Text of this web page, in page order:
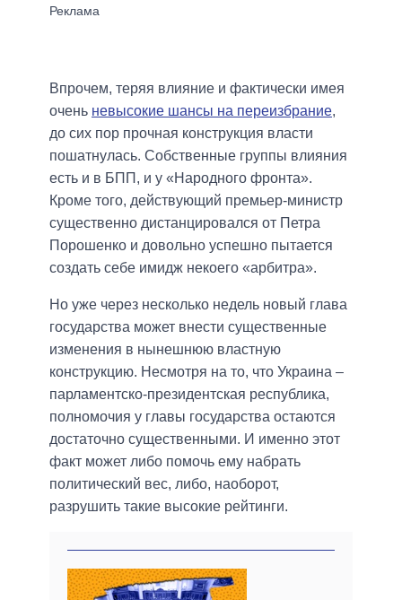
Впрочем, теряя влияние и фактически имея
очень невысокие шансы на переизбрание,
до сих пор прочная конструкция власти
пошатнулась. Собственные группы влияния
есть и в БПП, и у «Народного фронта».
Кроме того, действующий премьер-министр
существенно дистанцировался от Петра
Порошенко и довольно успешно пытается
создать себе имидж некоего «арбитра».
Но уже через несколько недель новый глава
государства может внести существенные
изменения в нынешнюю властную
конструкцию. Несмотря на то, что Украина –
парламентско-президентская республика,
полномочия у главы государства остаются
достаточно существенными. И именно этот
факт может либо помочь ему набрать
политический вес, либо, наоборот,
разрушить такие высокие рейтинги.